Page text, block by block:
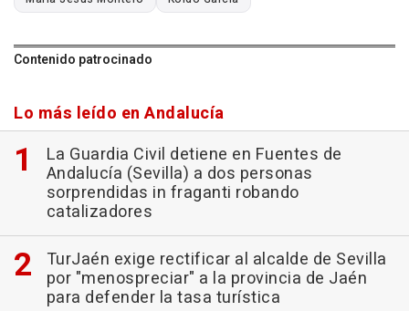
Contenido patrocinado
Lo más leído en Andalucía
La Guardia Civil detiene en Fuentes de
Andalucía (Sevilla) a dos personas
sorprendidas in fraganti robando
catalizadores
TurJaén exige rectificar al alcalde de Sevilla
por "menospreciar" a la provincia de Jaén
para defender la tasa turística